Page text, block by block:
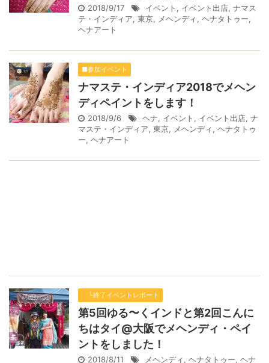
2018/9/17 イベント , イベント出店, ナマス
テ・インディア, 東京, メヘンディ, ヘナタトゥー,
ヘナアート
■参加イベント
ナマステ・インディア2018でメヘン
ディペイントをします！
2018/9/6 ヘナ, イベント , イベント出店, ナ
マステ・インディア, 東京, メヘンディ, ヘナタトゥ
ー, ヘナアート
└終了イベントレポート
第5回ゆる〜くインドと第2回こんに
ちはタイ@大阪でメヘンディ・ペイ
ントをしました！
2018/8/11 メヘンディ, ヘナタトゥー, ヘナ